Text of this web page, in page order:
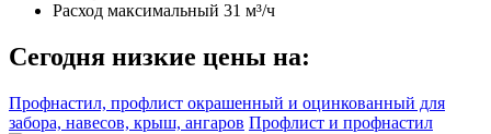
Расход максимальный 31 м³/ч
Сегодня низкие цены на:
Профнастил, профлист окрашенный и оцинкованный для
забора, навесов, крыш, ангаров Профлист и профнастил